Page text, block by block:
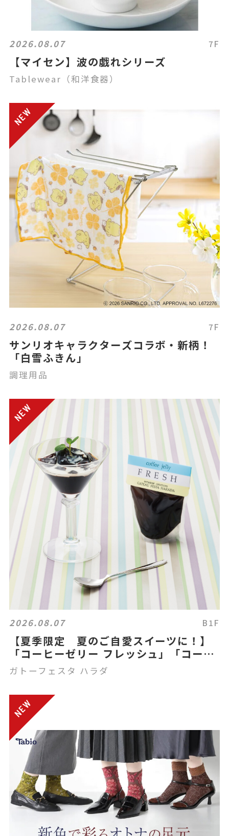
2026.08.07 7F
【マイセン】波の戯れシリーズ
Tablewear（和洋食器）
2026.08.07 7F
サンリオキャラクターズコラボ・新柄！
「白雪ふきん」
調理用品
2026.08.07 B1F
【夏季限定 夏のご自愛スイーツに！】
「コーヒーゼリー フレッシュ」「コーヒ
ーゼリー フレッシュ 100%ハワイコナ」
「ティーゼリー アロマ」のご案内
ガトーフェスタ ハラダ